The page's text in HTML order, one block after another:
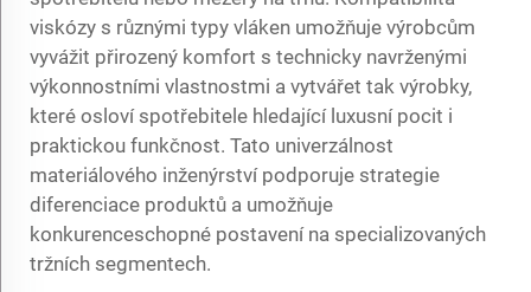
viskózy s různými typy vláken umožňuje výrobcům
vyvážit přirozený komfort s technicky navrženými
výkonnostními vlastnostmi a vytvářet tak výrobky,
které osloví spotřebitele hledající luxusní pocit i
praktickou funkčnost. Tato univerzálnost
materiálového inženýrství podporuje strategie
diferenciace produktů a umožňuje
konkurenceschopné postavení na specializovaných
tržních segmentech.